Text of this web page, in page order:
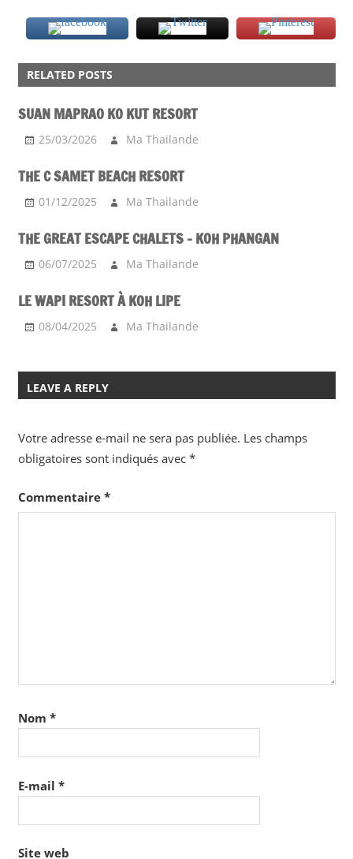
HOTEL
RELATED POSTS
SUAN MAPRAO KO KUT RESORT
25/03/2026 Ma Thailande
THE C SAMET BEACH RESORT
01/12/2025 Ma Thailande
THE GREAT ESCAPE CHALETS – KOH PHANGAN
06/07/2025 Ma Thailande
LE WAPI RESORT À KOH LIPE
08/04/2025 Ma Thailande
LEAVE A REPLY
Votre adresse e-mail ne sera pas publiée. Les champs
obligatoires sont indiqués avec *
Commentaire *
Nom *
E-mail *
Site web